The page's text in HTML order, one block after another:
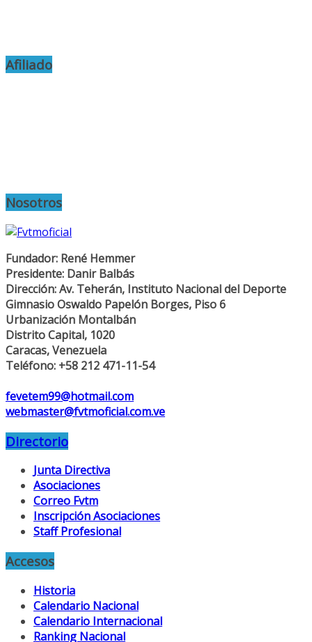
Afiliado
Nosotros
Fundador: René Hemmer
Presidente: Danir Balbás
Dirección: Av. Teherán, Instituto Nacional del Deporte
Gimnasio Oswaldo Papelón Borges, Piso 6
Urbanización Montalbán
Distrito Capital, 1020
Caracas, Venezuela
Teléfono: +58 212 471-11-54
fevetem99@hotmail.com
webmaster@fvtmoficial.com.ve
Directorio
Junta Directiva
Asociaciones
Correo Fvtm
Inscripción Asociaciones
Staff Profesional
Accesos
Historia
Calendario Nacional
Calendario Internacional
Ranking Nacional